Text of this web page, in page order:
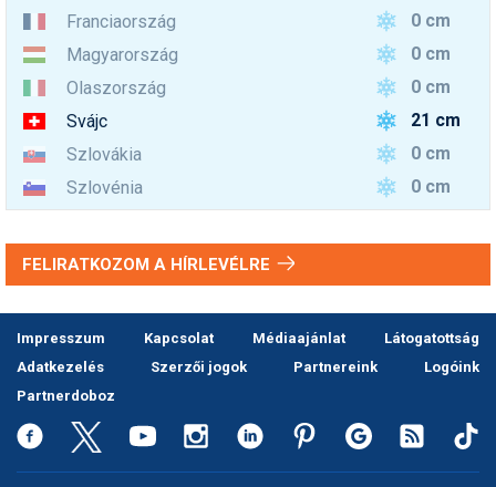
Franciaország
0 cm
Magyarország
0 cm
Olaszország
0 cm
Svájc
21 cm
Szlovákia
0 cm
Szlovénia
0 cm
FELIRATKOZOM A HÍRLEVÉLRE
Impresszum Kapcsolat Médiaajánlat
Látogatottság
Adatkezelés
Szerzői jogok Partnereink
Logóink
Partnerdoboz